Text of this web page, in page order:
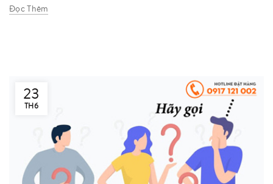
Đọc Thêm
23
TH6